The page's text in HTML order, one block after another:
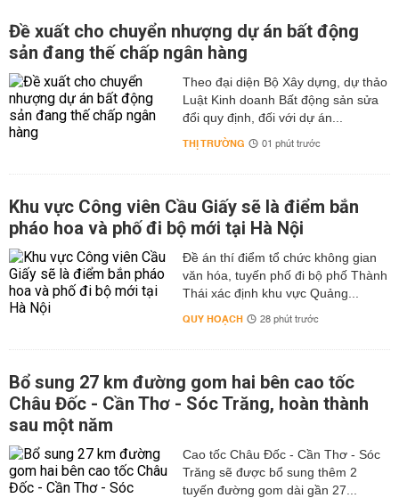
Đề xuất cho chuyển nhượng dự án bất động
sản đang thế chấp ngân hàng
Theo đại diện Bộ Xây dựng, dự thảo
Luật Kinh doanh Bất động sản sửa
đổi quy định, đối với dự án...
THỊ TRƯỜNG 01 phút trước
Khu vực Công viên Cầu Giấy sẽ là điểm bắn
pháo hoa và phố đi bộ mới tại Hà Nội
Đề án thí điểm tổ chức không gian
văn hóa, tuyến phố đi bộ phố Thành
Thái xác định khu vực Quảng...
QUY HOẠCH 28 phút trước
Bổ sung 27 km đường gom hai bên cao tốc
Châu Đốc - Cần Thơ - Sóc Trăng, hoàn thành
sau một năm
Cao tốc Châu Đốc - Cần Thơ - Sóc
Trăng sẽ được bổ sung thêm 2
tuyến đường gom dài gần 27...